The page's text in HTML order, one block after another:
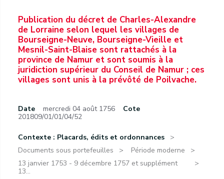
Publication du décret de Charles-Alexandre
de Lorraine selon lequel les villages de
Bourseigne-Neuve, Bourseigne-Vieille et
Mesnil-Saint-Blaise sont rattachés à la
province de Namur et sont soumis à la
juridiction supérieur du Conseil de Namur ; ces
villages sont unis à la prévôté de Poilvache.
Date mercredi 04 août 1756
Cote
201809/01/01/04/52
Contexte : Placards, édits et ordonnances
Documents sous portefeuilles
Période moderne
13 janvier 1753 - 9 décembre 1757 et supplément
13...